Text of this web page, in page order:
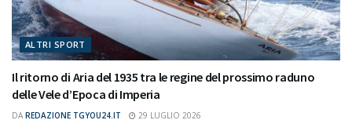
ALTRI SPORT
Il ritorno di Aria del 1935 tra le regine del prossimo raduno
delle Vele d’Epoca di Imperia
DA REDAZIONE TGYOU24.IT 29 LUGLIO 2026